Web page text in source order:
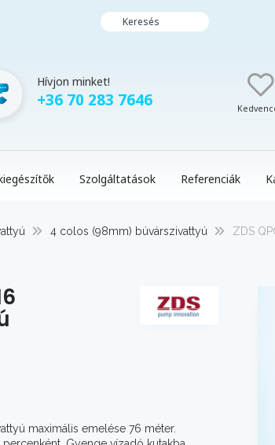
Keresés
Hívjon minket!
+36 70 283 7646
Szolgáltatások Referenciák
4 colos (98mm) búvárszivattyú ZDS
maximális emelése 76 méter.